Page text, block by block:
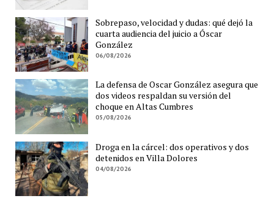
Sobrepaso, velocidad y dudas: qué dejó la
cuarta audiencia del juicio a Óscar
González
06/08/2026
La defensa de Oscar González asegura que
dos videos respaldan su versión del
choque en Altas Cumbres
05/08/2026
Droga en la cárcel: dos operativos y dos
detenidos en Villa Dolores
04/08/2026